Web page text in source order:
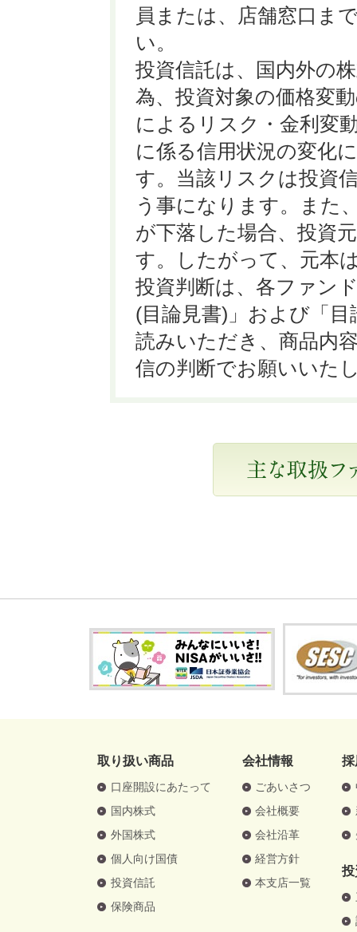
員または、店舗窓口ま
い。
投資信託は、国内外の
為、投資対象の価格変
によるリスク・金利変
に係る信用状況の変化
す。当該リスクは投資
う事になります。また
が下落した場合、投資
す。したがって、元本
投資判断は、各ファン
(目論見書)」および「
読みいただき、商品内
信の判断でお願いいた
取り扱い商品
口座開設にあたって
国内株式
外国株式
個人向け国債
投資信託
保険商品
会社情報
ごあいさつ
会社概要
会社沿革
経営方針
本支店一覧